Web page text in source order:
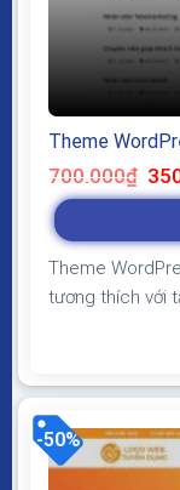
Theme
700.000₫ Giá
gốc
là:
Theme
tương thích với
load nhanh
Theme sạch
-50%